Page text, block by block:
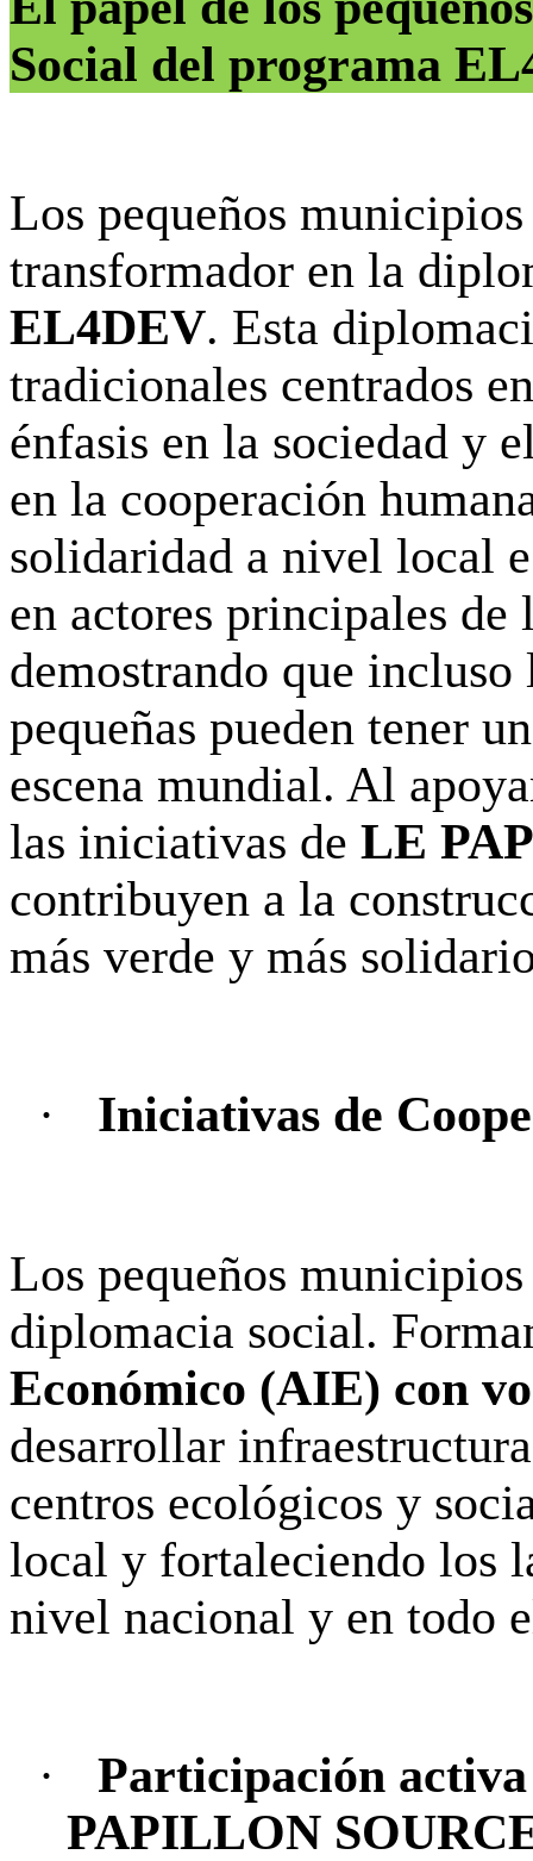
Social del programa
Los pequeños
transformador en la
EL4DEV. Esta
tradicionales centrados
énfasis en la sociedad y
en la cooperación
solidaridad a nivel local
en actores principales
demostrando que
pequeñas pueden tener
escena mundial. Al
las iniciativas de LE
contribuyen a la
más verde y más
· Iniciativas de
Los pequeños
diplomacia social.
Económico (AIE) con
desarrollar
centros ecológicos y
local y fortaleciendo los
nivel nacional y en todo
·
Participación
PAPILLON